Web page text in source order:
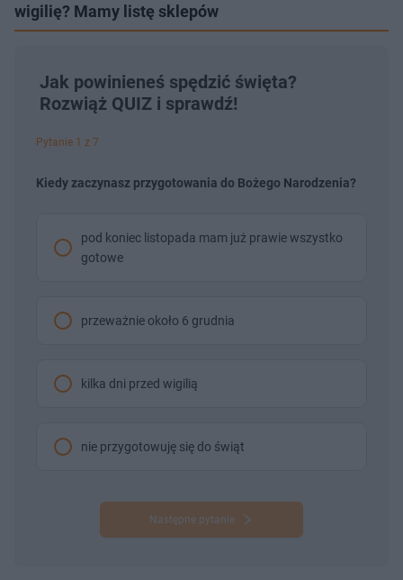
wigilię? Mamy listę sklepów
Jak powinieneś spędzić święta?
Rozwiąż QUIZ i sprawdź!
Pytanie 1 z 7
Kiedy zaczynasz przygotowania do Bożego Narodzenia?
pod koniec listopada mam już prawie wszystko
gotowe
przeważnie około 6 grudnia
kilka dni przed wigilią
nie przygotowuję się do świąt
Następne pytanie